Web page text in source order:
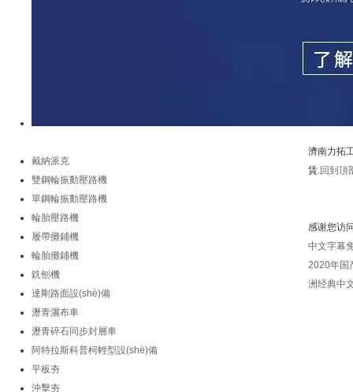
戴納派克
雙鋼輪振動壓路機
單鋼輪振動壓路機
輪胎壓路機
履帶攤鋪機
輪胎攤鋪機
銑刨機
達剛路面設(shè)備
瀝青灑布車
瀝青碎石同步封層車
阿特拉斯科普柯輕型設(shè)備
平板夯
沖擊夯
濟南力拓
賃. 回到頂
感谢您访
中文字幕
2020年国
洲经典中